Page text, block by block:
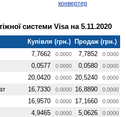
конвертер
системи Visa на 5.11.2020
Купівля (грн.) Продаж (грн.)
7,7662 0.0000 7,7852 0.0000
0,0577 0.0000 0,0580 0.0000
20,0420 0.0000 20,5240 0.0000
16,7330 0.0000 16,8890 0.0000
16,9570 0.0000 17,1660 0.0000
4,9465 0.0000 5,0626 0.0000